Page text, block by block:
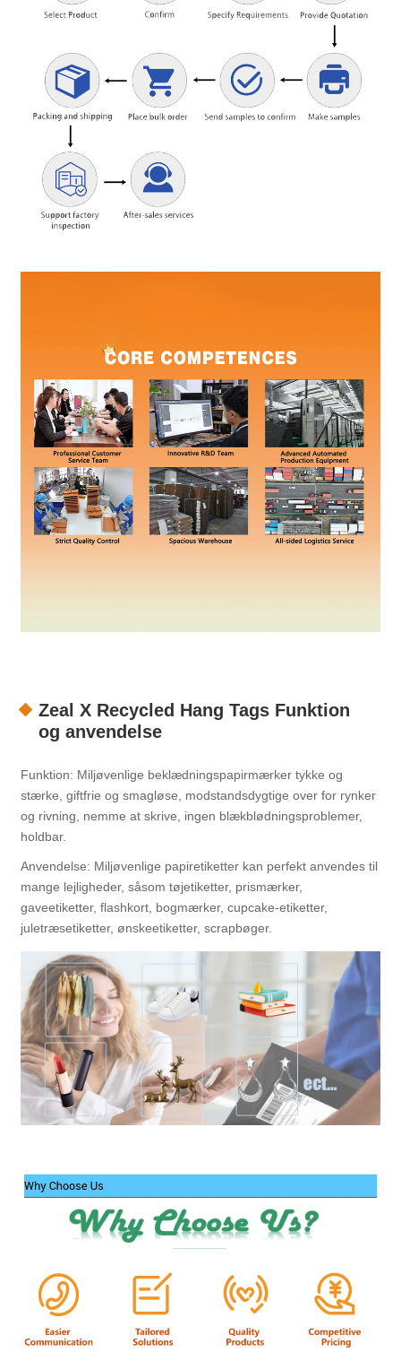
Zeal X Recycled Hang Tags Funktion
og anvendelse
Funktion: Miljøvenlige beklædningspapirmærker tykke og
stærke, giftfrie og smagløse, modstandsdygtige over for rynker
og rivning, nemme at skrive, ingen blækblødningsproblemer,
holdbar.
Anvendelse: Miljøvenlige papiretiketter kan perfekt anvendes til
mange lejligheder, såsom tøjetiketter, prismærker,
gaveetiketter, flashkort, bogmærker, cupcake-etiketter,
juletræsetiketter, ønskeetiketter, scrapbøger.